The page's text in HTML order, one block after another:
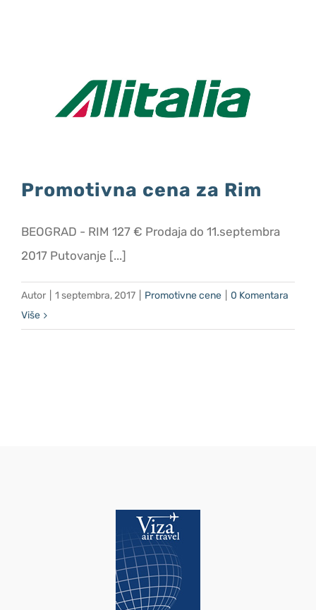
Promotivna cena za Rim
BEOGRAD - RIM 127 € Prodaja do 11.septembra
2017 Putovanje [...]
Autor 1 septembra, 2017 Promotivne cene
0 Komentara
Više